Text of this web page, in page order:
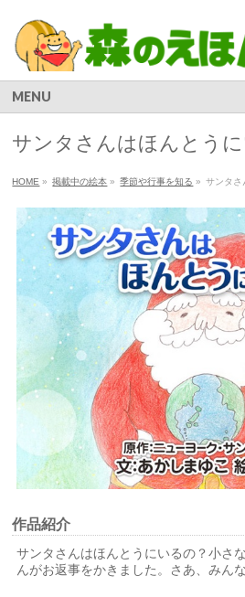
MENU
サンタさんはほんとうに
HOME » 掲載中の絵本 » 季節や行事を知る » サンタさ
作品紹介
サンタさんはほんとうにいるの？小さ
んがお返事をかきました。さあ、みん